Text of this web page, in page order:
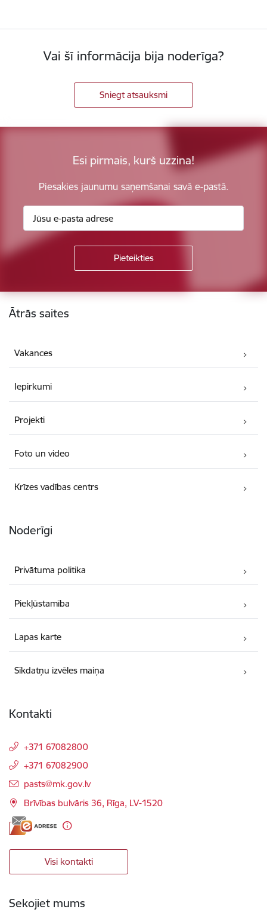
Vai šī informācija bija noderīga?
Sniegt atsauksmi
Esi pirmais, kurš uzzina!
Piesakies jaunumu saņemšanai savā e-pastā.
Kājene
Ātrās saites
Vakances
Iepirkumi
Projekti
Foto un video
Krīzes vadības centrs
Noderīgi
Privātuma politika
Piekļūstamība
Lapas karte
Sīkdatņu izvēles maiņa
Kontakti
+371 67082800
+371 67082900
E-pasts:
pasts@mk.gov.lv
Brīvības bulvāris 36, Rīga, LV-1520
Visi kontakti
Sekojiet mums